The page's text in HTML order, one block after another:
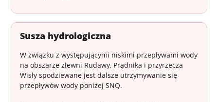
Susza hydrologiczna
W związku z występującymi niskimi przepływami wody
na obszarze zlewni Rudawy, Prądnika i przyrzecza
Wisły spodziewane jest dalsze utrzymywanie się
przepływów wody poniżej SNQ.